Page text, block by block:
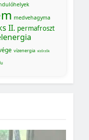
medvehagyma
II. permafroszt
vízenergia vízőrzők